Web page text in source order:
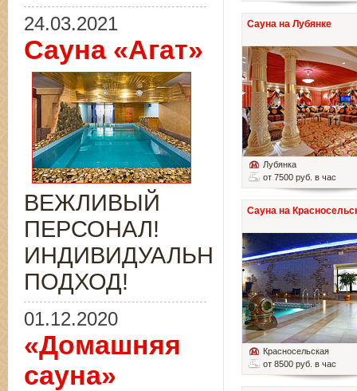
Сауна на Лубянке
Лубянка
от 7500 руб. в час
Сауна на
Красносельская
от 8500 руб. в час
24.03.2021
Сауна «Агат»
ВЕЖЛИВЫЙ
ПЕРСОНАЛ!
ИНДИВИДУАЛЬНЫЙ
ПОДХОД!
01.12.2020
«Домашняя
сауна»